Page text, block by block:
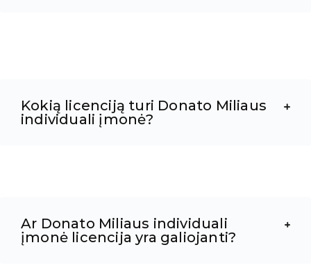
Kokią licenciją turi Donato Miliaus
individuali įmonė?
Ar Donato Miliaus individuali
įmonė licencija yra galiojanti?